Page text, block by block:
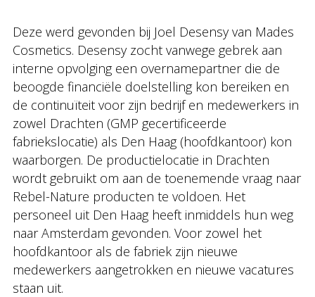
Deze werd gevonden bij Joel Desensy van Mades
Cosmetics. Desensy zocht vanwege gebrek aan
interne opvolging een overnamepartner die de
beoogde financiële doelstelling kon bereiken en
de continuïteit voor zijn bedrijf en medewerkers in
zowel Drachten (GMP gecertificeerde
fabriekslocatie) als Den Haag (hoofdkantoor) kon
waarborgen. De productielocatie in Drachten
wordt gebruikt om aan de toenemende vraag naar
Rebel-Nature producten te voldoen. Het
personeel uit Den Haag heeft inmiddels hun weg
naar Amsterdam gevonden. Voor zowel het
hoofdkantoor als de fabriek zijn nieuwe
medewerkers aangetrokken en nieuwe vacatures
staan uit.